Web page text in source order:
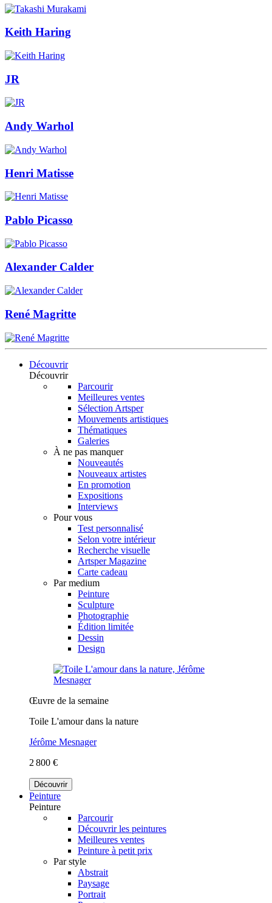
Keith Haring
JR
Andy Warhol
Henri Matisse
Pablo Picasso
Alexander Calder
René Magritte
Découvrir
Découvrir
Parcourir
Meilleures ventes
Sélection Artsper
Mouvements artistiques
Thématiques
Galeries
À ne pas manquer
Nouveautés
Nouveaux artistes
En promotion
Expositions
Interviews
Pour vous
Test personnalisé
Selon votre intérieur
Recherche visuelle
Artsper Magazine
Carte cadeau
Par medium
Peinture
Sculpture
Photographie
Édition limitée
Dessin
Design
Œuvre de la semaine
Toile L'amour dans la nature
Jérôme Mesnager
2 800 €
Découvrir
Peinture
Peinture
Parcourir
Découvrir les peintures
Meilleures ventes
Peinture à petit prix
Par style
Abstrait
Paysage
Portrait